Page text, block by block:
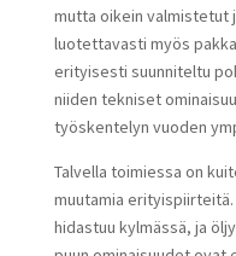
mutta oikein
luotettavasti myös
erityisesti suunniteltu
niiden tekniset
työskentelyn vuoden
Talvella toimiessa on
muutamia
hidastuu kylmässä, ja